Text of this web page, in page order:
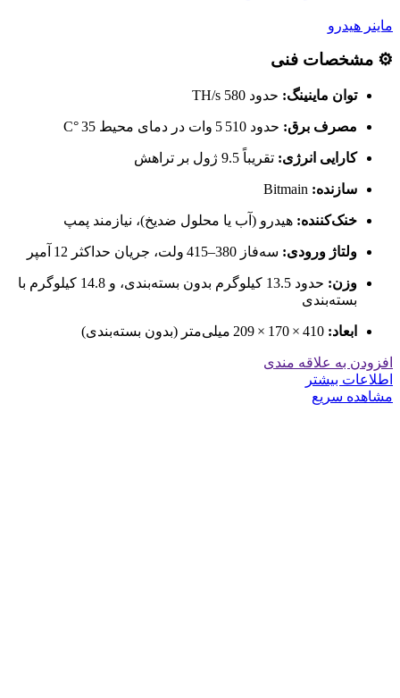
ماینر هیدرو
⚙️ مشخصات فنی
توان ماینینگ: حدود 580 TH/s
مصرف برق: حدود 5 510 وات در دمای محیط 35 °C
کارایی انرژی: تقریباً 9.5 ژول بر تراهش
سازنده:
خنک‌کننده: هیدرو (آب یا محلول ضدیخ)، نیازمند پمپ
ولتاژ ورودی: سه‌فاز 380–415 ولت، جریان حداکثر 12 آمپر
وزن:
حدود 13.5 کیلوگرم بدون بسته‌بندی، و 14.8 کیلوگرم با
بسته‌بندی
ابعاد:
افزودن به علاقه مندی
اطلاعات بیشتر
مشاهده سریع